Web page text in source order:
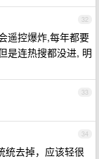
32
遥控爆炸,每年都要
是连热搜都没进, 明
33
34
统去掉，应该轻很